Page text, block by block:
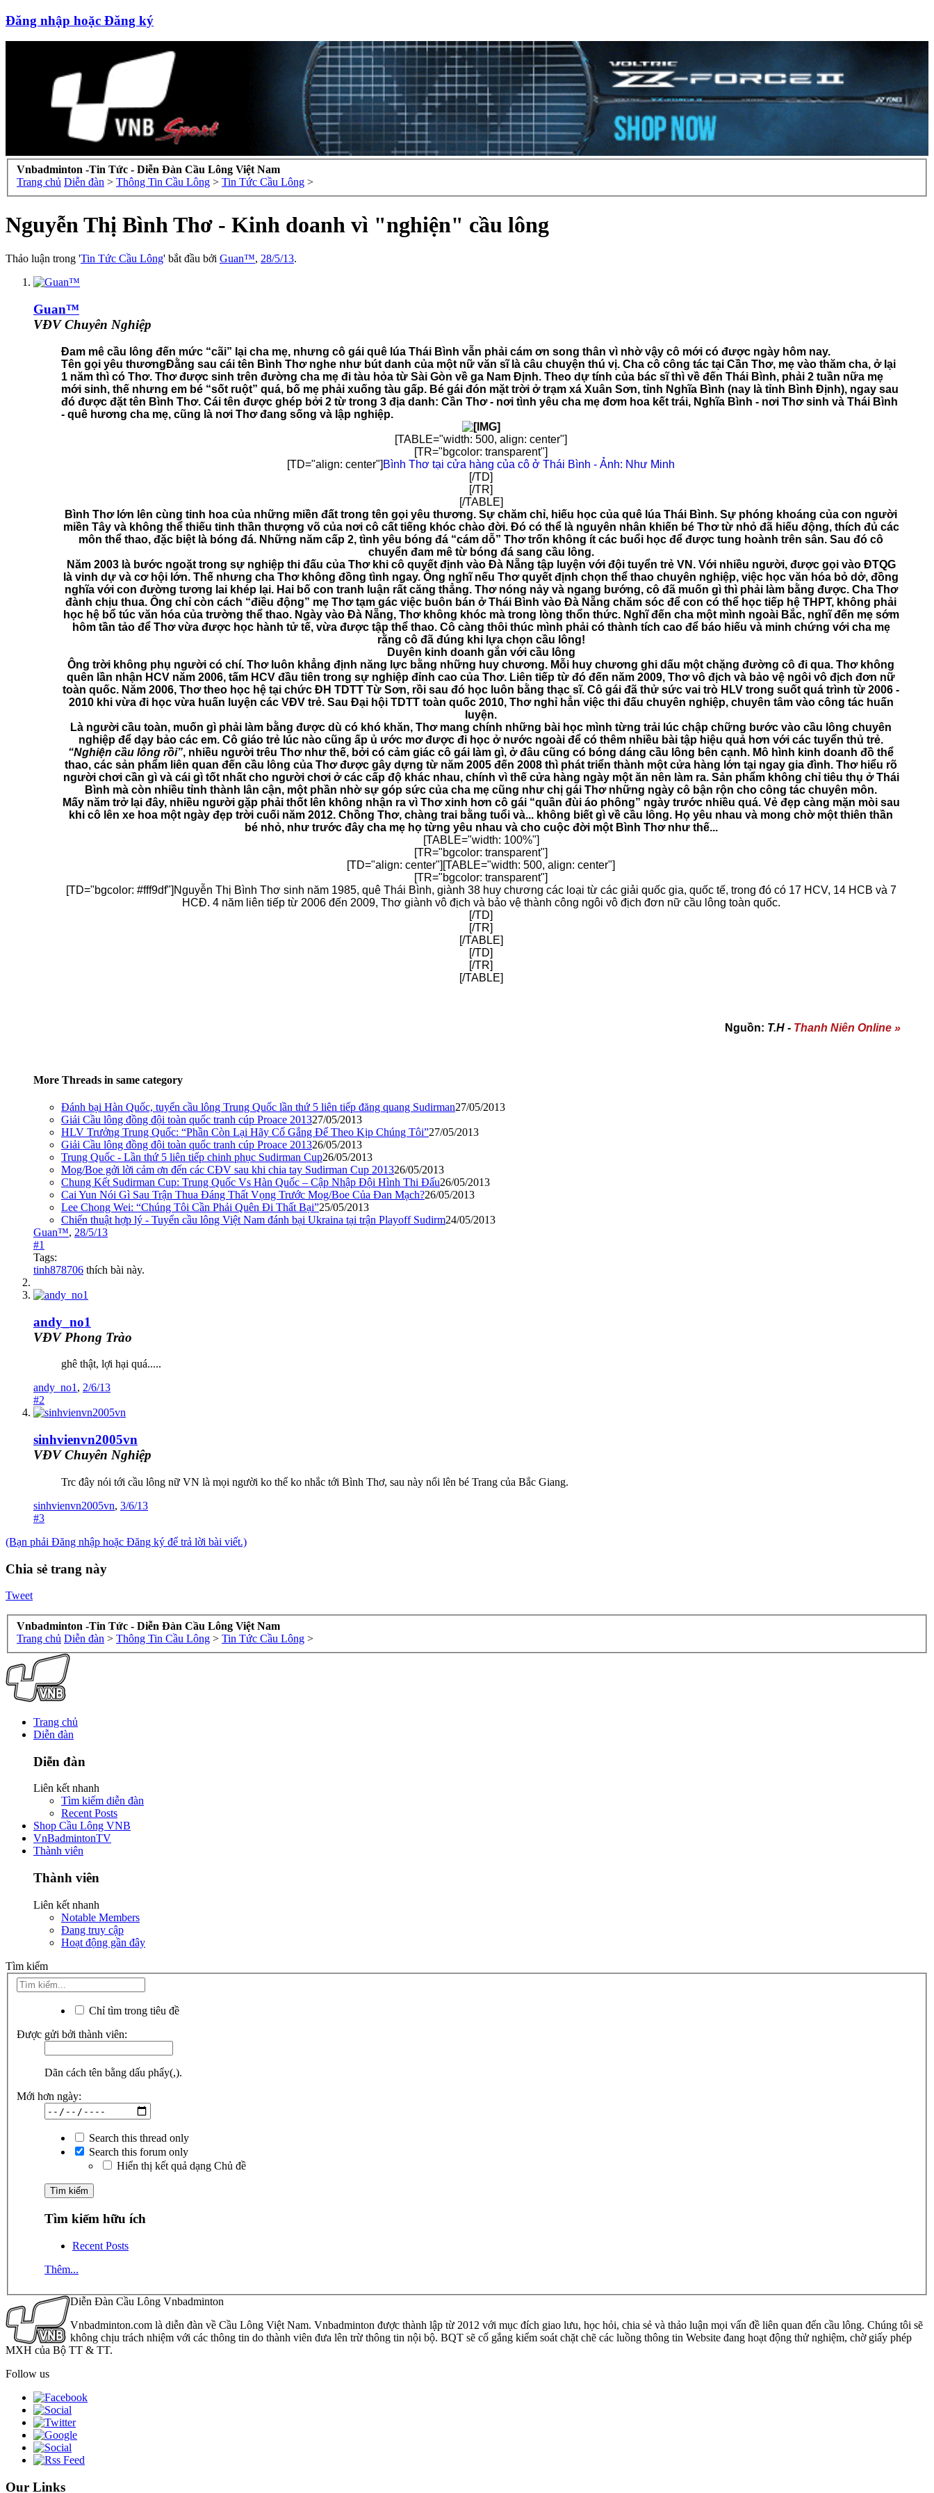
Đăng nhập hoặc Đăng ký
Vnbadminton -Tin Tức - Diễn Đàn Cầu Lông Việt Nam
Trang chủ Diễn đàn > Thông Tin Cầu Lông > Tin Tức Cầu Lông >
Nguyễn Thị Bình Thơ - Kinh doanh vì "nghiện" cầu lông
Thảo luận trong 'Tin Tức Cầu Lông' bắt đầu bởi Guan™, 28/5/13.
Guan™
VĐV Chuyên Nghiệp
Đam mê cầu lông đến mức “cãi” lại cha mẹ, nhưng cô gái quê lúa Thái Bình vẫn phải cám ơn song thân vì nhờ vậy cô mới có được ngày hôm nay.
Tên gọi yêu thươngĐằng sau cái tên Bình Thơ nghe như bút danh của một nữ văn sĩ là câu chuyện thú vị. Cha cô công tác tại Cần Thơ, mẹ vào thăm cha, ở lại
1 năm thì có Thơ. Thơ được sinh trên đường cha mẹ đi tàu hỏa từ Sài Gòn về ga Nam Định. Theo dự tính của bác sĩ thì về đến Thái Bình, phải 2 tuần nữa mẹ
mới sinh, thế nhưng em bé “sốt ruột” quá, bố mẹ phải xuống tàu gấp. Bé gái đón mặt trời ở trạm xá Xuân Sơn, tỉnh Nghĩa Bình (nay là tỉnh Bình Định), ngay sau
đó được đặt tên Bình Thơ. Cái tên được ghép bởi 2 từ trong 3 địa danh: Cần Thơ - nơi tình yêu cha mẹ đơm hoa kết trái, Nghĩa Bình - nơi Thơ sinh và Thái Bình
- quê hương cha mẹ, cũng là nơi Thơ đang sống và lập nghiệp.
[TABLE="width: 500, align: center"]
[TR="bgcolor: transparent"]
[TD="align: center"] Bình Thơ tại cửa hàng của cô ở Thái Bình - Ảnh: Như Minh
[/TD]
[/TR]
[/TABLE]
Bình Thơ lớn lên cùng tinh hoa của những miền đất trong tên gọi yêu thương. Sự chăm chỉ, hiếu học của quê lúa Thái Bình. Sự phóng khoáng của con người
miền Tây và không thể thiếu tinh thần thượng võ của nơi cô cất tiếng khóc chào đời. Đó có thể là nguyên nhân khiến bé Thơ từ nhỏ đã hiếu động, thích đủ các
môn thể thao, đặc biệt là bóng đá. Những năm cấp 2, tình yêu bóng đá “cám dỗ” Thơ trốn không ít các buổi học để được tung hoành trên sân. Sau đó cô
chuyển đam mê từ bóng đá sang cầu lông.
Năm 2003 là bước ngoặt trong sự nghiệp thi đấu của Thơ khi cô quyết định vào Đà Nẵng tập luyện với đội tuyển trẻ VN. Với nhiều người, được gọi vào ĐTQG
là vinh dự và cơ hội lớn. Thế nhưng cha Thơ không đồng tình ngay. Ông nghĩ nếu Thơ quyết định chọn thể thao chuyên nghiệp, việc học văn hóa bỏ dở, đồng
nghĩa với con đường tương lai khép lại. Hai bố con tranh luận rất căng thẳng. Thơ nóng nảy và ngang bướng, cô đã muốn gì thì phải làm bằng được. Cha Thơ
đành chịu thua. Ông chỉ còn cách “điều động” mẹ Thơ tạm gác việc buôn bán ở Thái Bình vào Đà Nẵng chăm sóc để con có thể học tiếp hệ THPT, không phải
học hệ bổ túc văn hóa của trường thể thao. Ngày vào Đà Nẵng, Thơ không khóc mà trong lòng thổn thức. Nghĩ đến cha một mình ngoài Bắc, nghĩ đến mẹ sớm
hôm tần tảo để Thơ vừa được học hành tử tế, vừa được tập thể thao. Cô càng thôi thúc mình phải có thành tích cao để báo hiếu và minh chứng với cha mẹ
rằng cô đã đúng khi lựa chọn cầu lông!
Duyên kinh doanh gắn với cầu lông
Ông trời không phụ người có chí. Thơ luôn khẳng định năng lực bằng những huy chương. Mỗi huy chương ghi dấu một chặng đường cô đi qua. Thơ không
quên lần nhận HCV năm 2006, tấm HCV đầu tiên trong sự nghiệp đỉnh cao của Thơ. Liên tiếp từ đó đến năm 2009, Thơ vô địch và bảo vệ ngôi vô địch đơn nữ
toàn quốc. Năm 2006, Thơ theo học hệ tại chức ĐH TDTT Từ Sơn, rồi sau đó học luôn bằng thạc sĩ. Cô gái đã thử sức vai trò HLV trong suốt quá trình từ 2006 -
2010 khi vừa đi học vừa huấn luyện các VĐV trẻ. Sau Đại hội TDTT toàn quốc 2010, Thơ nghỉ hẳn việc thi đấu chuyên nghiệp, chuyên tâm vào công tác huấn
luyện.
Là người cầu toàn, muốn gì phải làm bằng được dù có khó khăn, Thơ mang chính những bài học mình từng trải lúc chập chững bước vào cầu lông chuyên
nghiệp để dạy bảo các em. Cô giáo trẻ lúc nào cũng ấp ủ ước mơ được đi học ở nước ngoài để có thêm nhiều bài tập hiệu quả hơn với các tuyển thủ trẻ.
“Nghiện cầu lông rồi”, nhiều người trêu Thơ như thế, bởi có cảm giác cô gái làm gì, ở đâu cũng có bóng dáng cầu lông bên cạnh. Mô hình kinh doanh đồ thể
thao, các sản phẩm liên quan đến cầu lông của Thơ được gây dựng từ năm 2005 đến 2008 thì phát triển thành một cửa hàng lớn tại ngay gia đình. Thơ hiểu rõ
người chơi cần gì và cái gì tốt nhất cho người chơi ở các cấp độ khác nhau, chính vì thế cửa hàng ngày một ăn nên làm ra. Sản phẩm không chỉ tiêu thụ ở Thái
Bình mà còn nhiều tỉnh thành lân cận, một phần nhờ sự góp sức của cha mẹ cũng như chị gái Thơ những ngày cô bận rộn cho công tác chuyên môn.
Mấy năm trở lại đây, nhiều người gặp phải thốt lên không nhận ra vì Thơ xinh hơn cô gái “quần đùi áo phông” ngày trước nhiều quá. Vẻ đẹp càng mặn mòi sau
khi cô lên xe hoa một ngày đẹp trời cuối năm 2012. Chồng Thơ, chàng trai bằng tuổi và... không biết gì về cầu lông. Họ yêu nhau và mong chờ một thiên thần
bé nhỏ, như trước đây cha mẹ họ từng yêu nhau và cho cuộc đời một Bình Thơ như thế...
[TABLE="width: 100%"]
[TR="bgcolor: transparent"]
[TD="align: center"][TABLE="width: 500, align: center"]
[TR="bgcolor: transparent"]
[TD="bgcolor: #fff9df"]Nguyễn Thị Bình Thơ sinh năm 1985, quê Thái Bình, giành 38 huy chương các loại từ các giải quốc gia, quốc tế, trong đó có 17 HCV, 14 HCB và 7
HCĐ. 4 năm liên tiếp từ 2006 đến 2009, Thơ giành vô địch và bảo vệ thành công ngôi vô địch đơn nữ cầu lông toàn quốc.
[/TD]
[/TR]
[/TABLE]
[/TD]
[/TR]
[/TABLE]
Nguồn: T.H - Thanh Niên Online »
More Threads in same category
Đánh bại Hàn Quốc, tuyển cầu lông Trung Quốc lần thứ 5 liên tiếp đăng quang Sudirman27/05/2013
Giải Cầu lông đồng đội toàn quốc tranh cúp Proace 201327/05/2013
HLV Trưởng Trung Quốc: “Phần Còn Lại Hãy Cố Gắng Để Theo Kịp Chúng Tôi”27/05/2013
Giải Cầu lông đồng đội toàn quốc tranh cúp Proace 201326/05/2013
Trung Quốc - Lần thứ 5 liên tiếp chinh phục Sudirman Cup26/05/2013
Mog/Boe gởi lời cảm ơn đến các CĐV sau khi chia tay Sudirman Cup 201326/05/2013
Chung Kết Sudirman Cup: Trung Quốc Vs Hàn Quốc – Cập Nhập Đội Hình Thi Đấu26/05/2013
Cai Yun Nói Gì Sau Trận Thua Đáng Thất Vọng Trước Mog/Boe Của Đan Mạch?26/05/2013
Lee Chong Wei: “Chúng Tôi Cần Phải Quên Đi Thất Bại”25/05/2013
Chiến thuật hợp lý - Tuyển cầu lông Việt Nam đánh bại Ukraina tại trận Playoff Sudirm24/05/2013
Guan™, 28/5/13
#1
Tags:
tinh878706 thích bài này.
andy_no1
VĐV Phong Trào
ghê thật, lợi hại quá.....
andy_no1, 2/6/13
#2
sinhvienvn2005vn
VĐV Chuyên Nghiệp
Trc đây nói tới cầu lông nữ VN là mọi người ko thể ko nhắc tới Bình Thơ, sau này nổi lên bé Trang của Bắc Giang.
sinhvienvn2005vn, 3/6/13
#3
(Bạn phải Đăng nhập hoặc Đăng ký để trả lời bài viết.)
Chia sẻ trang này
Tweet
Vnbadminton -Tin Tức - Diễn Đàn Cầu Lông Việt Nam
Trang chủ Diễn đàn > Thông Tin Cầu Lông > Tin Tức Cầu Lông >
Trang chủ
Diễn đàn
Diễn đàn
Liên kết nhanh
Tìm kiếm diễn đàn
Recent Posts
Shop Cầu Lông VNB
VnBadmintonTV
Thành viên
Thành viên
Liên kết nhanh
Notable Members
Đang truy cập
Hoạt động gần đây
Tìm kiếm
Chỉ tìm trong tiêu đề
Được gửi bởi thành viên:
Dãn cách tên bằng dấu phẩy(,).
Mới hơn ngày:
Search this thread only
Search this forum only
Hiển thị kết quả dạng Chủ đề
Tìm kiếm hữu ích
Recent Posts
Thêm...
Diễn Đàn Cầu Lông Vnbadminton
Vnbadminton.com là diễn đàn về Cầu Lông Việt Nam. Vnbadminton được thành lập từ 2012 với mục đích giao lưu, học hỏi, chia sẻ và thảo luận mọi vấn đề liên quan đến cầu lông. Chúng tôi sẽ
không chịu trách nhiệm với các thông tin do thành viên đưa lên trừ thông tin nội bộ. BQT sẽ cố gắng kiểm soát chặt chẽ các luồng thông tin Website đang hoạt động thử nghiệm, chờ giấy phép
MXH của Bộ TT & TT.
Follow us
Our Links